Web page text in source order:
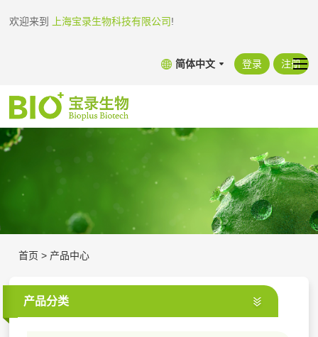
欢迎来到 上海宝录生物科技有限公司!
简体中文 登录 注册
首页 > 产品中心
产品分类